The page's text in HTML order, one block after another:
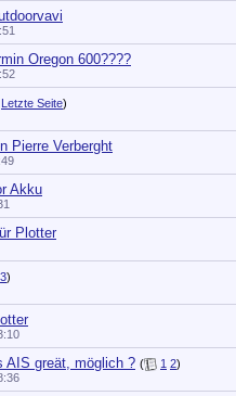
Oregon 600????
Letzte Seite)
Pierre Verberght
Akku
Plotter
3)
AIS greät, möglich ? ( 1 2)